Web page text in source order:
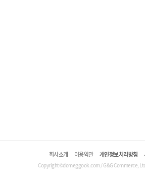
회사소개 이용약관 개인정보처리방침
Copyright©domeggook.com / G&G Commerce,